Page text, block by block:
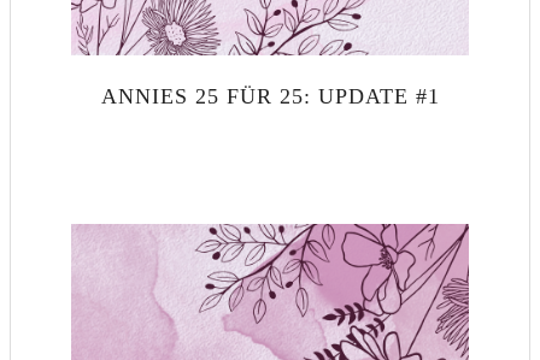
ANNIES 25 FÜR 25: UPDATE #1